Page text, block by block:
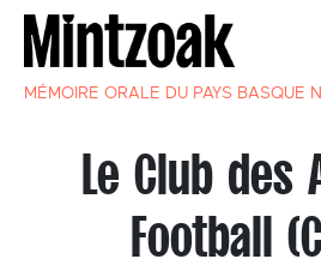
MÉMOIRE ORALE DU PAYS BASQUE
Le Club des
Football